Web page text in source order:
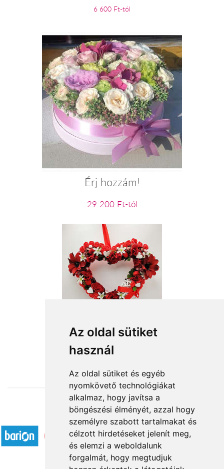
Az oldal sütiket
használ
Az oldal sütiket és egyéb
nyomkövető technológiákat
alkalmaz, hogy javítsa a
böngészési élményét, azzal hogy
személyre szabott tartalmakat és
célzott hirdetéseket jelenít meg,
és elemzi a weboldalunk
forgalmát, hogy megtudjuk
6 600 Ft-tól
Érj hozzám!
29 200 Ft-tól
Szívem minden szeretetével
13 120 Ft-tól
Elfogadott fizetési módok